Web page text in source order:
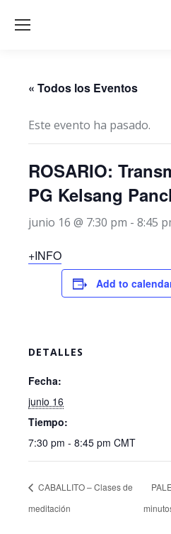
« Todos los Eventos
Este evento ha pasado.
ROSARIO:
PG Kelsang
junio 16 @ 7:30 pm - 8:45
+INFO
Add to
DETALLES
Fecha:
junio 16
Tiempo:
7:30 pm - 8:45 pm CMT
CABALLITO – Clases de
meditación